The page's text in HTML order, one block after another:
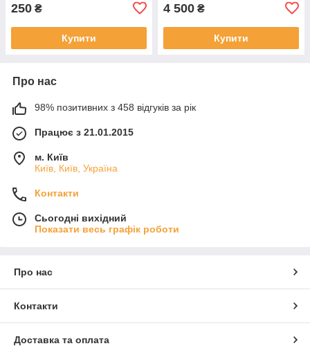
250 ₴
Купити
4 500 ₴
Купити
Про нас
98% позитивних з 458 відгуків за рік
Працює з 21.01.2015
м. Київ
Київ, Київ, Україна
Контакти
Сьогодні вихідний
Показати весь графік роботи
Про нас
Контакти
Доставка та оплата